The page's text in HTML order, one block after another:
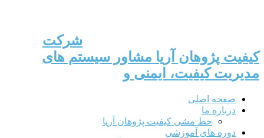
شرکت
کیفیت پژوهان آریا مشاور سیستم های
مدیریت کیفیت، ایمنی و
صفحه اصلی
درباره ما
خط مشی کیفیت پژوهان آریا
دوره های آموزشی